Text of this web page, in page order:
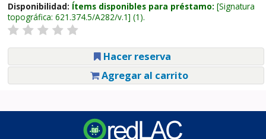
Disponibilidad: Ítems disponibles para préstamo: Signatura
topográfica: 621.374.5/A282/v.1 (1).
Hacer reserva
Agregar al carrito